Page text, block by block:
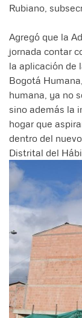
Rubiano,
Agregó que la
jornada contar
la aplicación de
Bogotá
humana, ya no
sino además la
hogar que
dentro del
Distrital del